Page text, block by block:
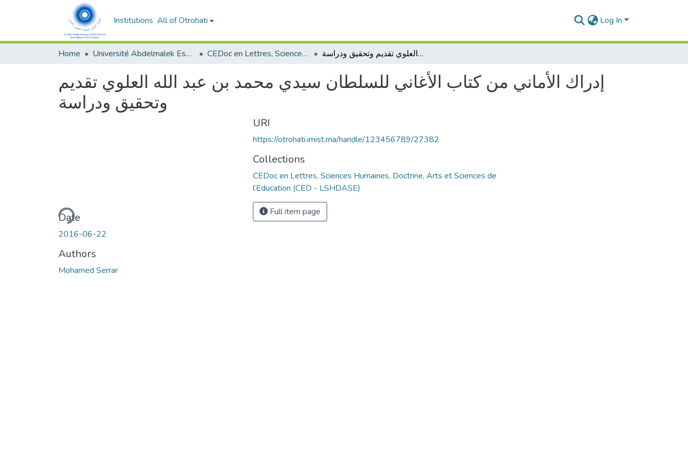
Institutions All of Otrohati Log In
Home Université Abdelmalek Essaâdi - Tétouan CEDoc en Lettres, Sciences Humaines, Doctrine, Arts et Sciences de l’Education (CED - LSHDASE) إدراك الأماني من كتاب الأغاني للسلطان سيدي محمد بن عبد الله العلوي تقديم وتحقيق ودراسة
إدراك الأماني من كتاب الأغاني للسلطان سيدي محمد بن عبد الله العلوي تقديم
وتحقيق ودراسة
Loading...
Date
2016-06-22
Authors
Mohamed Serrar
URI
https://otrohati.imist.ma/handle/123456789/27382
Collections
CEDoc en Lettres, Sciences Humaines, Doctrine, Arts et Sciences de
l’Education (CED - LSHDASE)
Full item page